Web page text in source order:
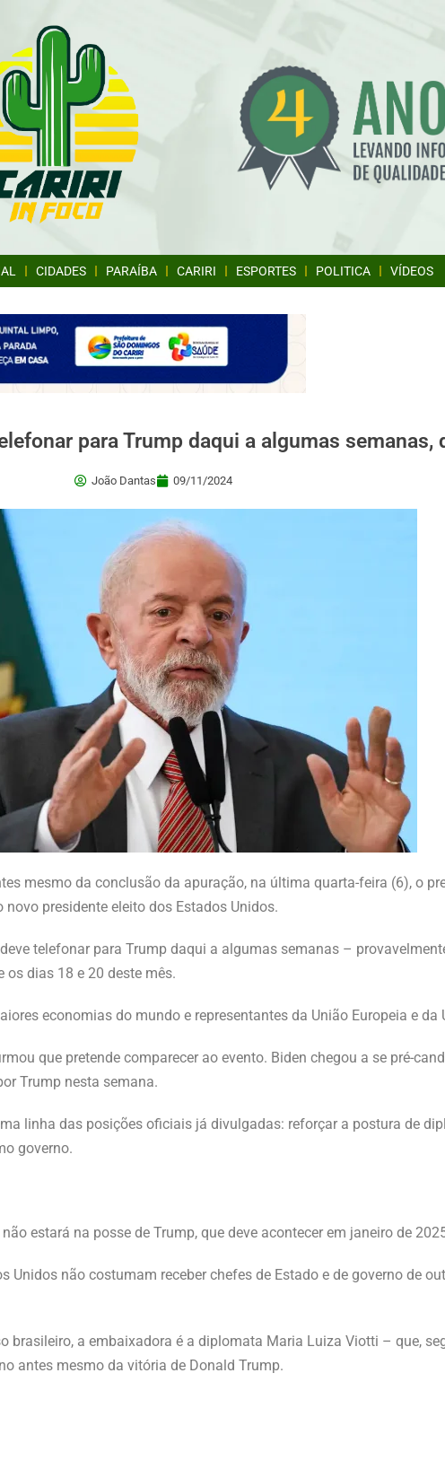
CIDADES PARAÍBA CARIRI ESPORTES POLITICA VÍDEOS
para Trump daqui a algumas
João Dantas 09/11/2024
mesmo da conclusão da apuração, na última quarta-feira (6), o
presidente eleito dos Estados Unidos.
telefonar para Trump daqui a algumas semanas –
os dias 18 e 20 deste mês.
economias do mundo e representantes da União Europeia e da
que pretende comparecer ao evento. Biden chegou a se pré-
Trump nesta semana.
linha das posições oficiais já divulgadas: reforçar a postura de
governo.
estará na posse de Trump, que deve acontecer em janeiro de
Unidos não costumam receber chefes de Estado e de governo de
brasileiro, a embaixadora é a diplomata Maria Luiza Viotti – que,
antes mesmo da vitória de Donald Trump.